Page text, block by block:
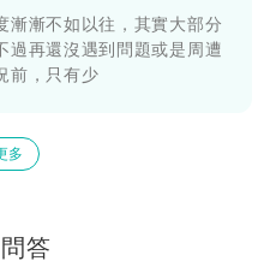
漸漸不如以往，其實大部分
過再還沒遇到問題或是周遭
前，只有少
多
答